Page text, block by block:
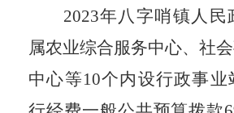
2023年八字哨镇人民
属农业综合服务中心、社
中心等10个内设行政事业